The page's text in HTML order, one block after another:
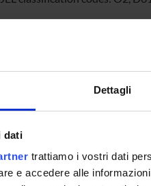
Dettagli
dati
trattiamo i vostri dati
e accedere alle
PARTECIPANTI AL PROGETTO
Elena Dalla Chiara